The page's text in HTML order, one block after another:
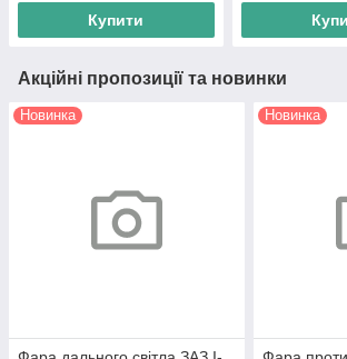
Купити
Акційні пропозиції та новинки
Новинка Новинка